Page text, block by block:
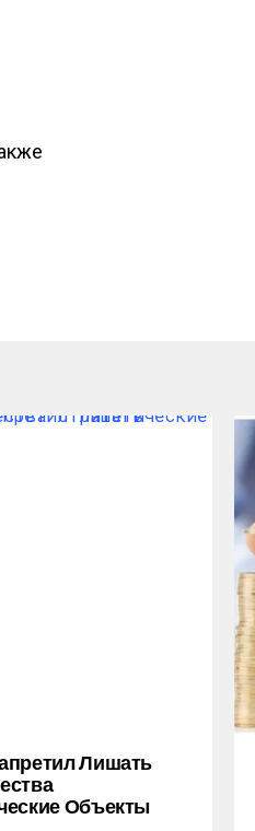
Лишать
Объекты